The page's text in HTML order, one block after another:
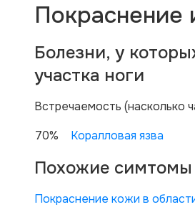
Покраснение
Болезни, у
участка ноги
Вcтречаемость (насколько
70%
Коралловая язва
Похожие симтомы
Покраснение кожи в